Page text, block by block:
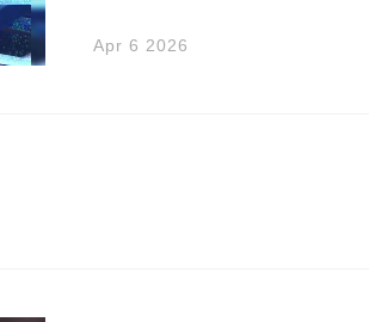
Apr 6 2026